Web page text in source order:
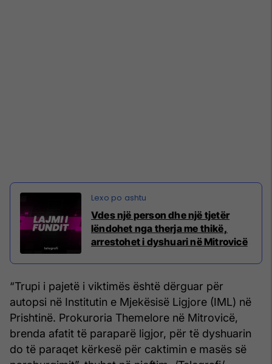
Vdes një person dhe një tjetër
lëndohet nga therja me thikë,
arrestohet i dyshuari në Mitrovicë
“Trupi i pajetë i viktimës është dërguar për
autopsi në Institutin e Mjekësisë Ligjore (IML) në
Prishtinë. Prokuroria Themelore në Mitrovicë,
brenda afatit të paraparë ligjor, për të dyshuarin
do të paraqet kërkesë për caktimin e masës së